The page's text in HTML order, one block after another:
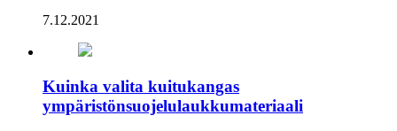
7.12.2021
Kuinka valita kuitukangas
ympäristönsuojelulaukkumateriaali